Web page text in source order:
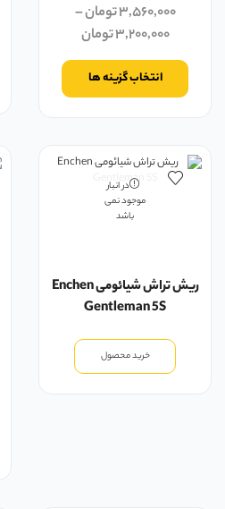
۳,۵۶۰,۰۰۰تومان–
۳,۲۰۰,۰۰۰تومان
انتخاب گزینه ها
در انبار
موجود نمی
باشد
ریش تراش شیائومی Enchen
Gentleman 5S
خرید محصول